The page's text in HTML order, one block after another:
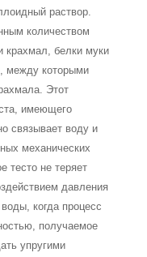
раствор.
количеством
крахмал, белки муки
между которыми
Этот
имеющего
связывает воду и
механических
тесто не теряет
давления
когда процесс
получаемое
упругими